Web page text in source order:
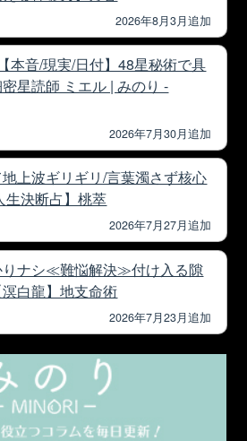
2026年8月3月追加
本音/現実/日付】48星秘術で具
星読師 ミエル | みのり -
2026年7月30月追加
上波ギリギリ/言葉濁さず核心
生決断占】桃萃
2026年7月27月追加
りナシ≪難悩解決≫付け入る隙
白龍】地支命術
2026年7月23月追加